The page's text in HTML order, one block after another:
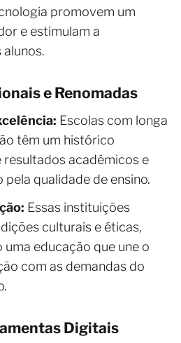
promovem um
e estimulam a
e Renomadas
Escolas com longa
têm um histórico
acadêmicos e
qualidade de ensino.
Essas instituições
culturais e éticas,
educação que une o
com as demandas do
Digitais